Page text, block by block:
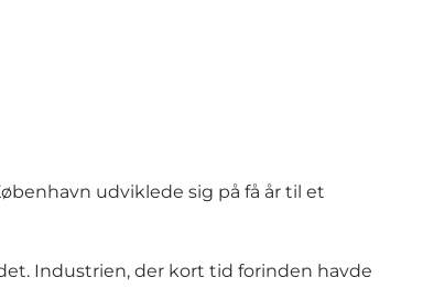
udviklede sig på få år til et
Industrien, der kort tid forinden havde